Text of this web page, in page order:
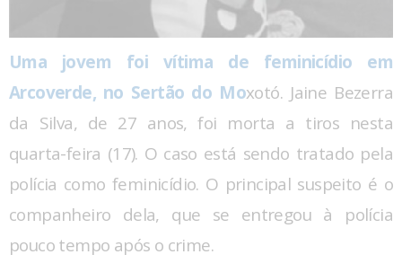
Uma jovem foi vítima de feminicídio em
Arcoverde, no Sertão do Moxotó. Jaine Bezerra
da Silva, de 27 anos, foi morta a tiros nesta
quarta-feira (17). O caso está sendo tratado pela
polícia como feminicídio. O principal suspeito é o
companheiro dela, que se entregou à polícia
pouco tempo após o crime.